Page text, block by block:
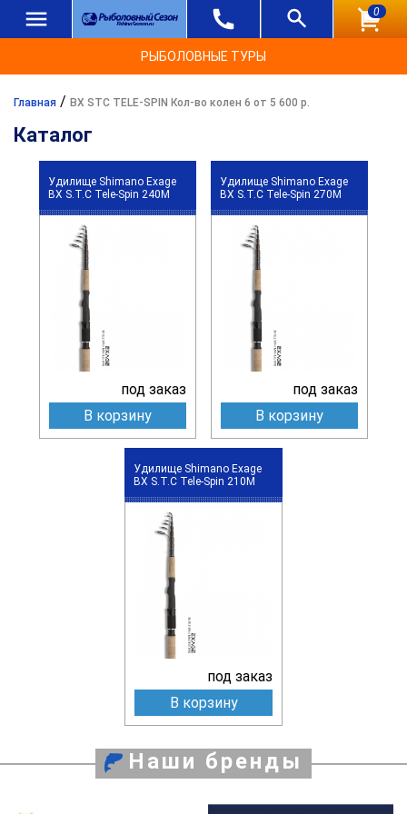
0
РЫБОЛОВНЫЕ ТУРЫ
Главная / BX STC TELE-SPIN Кол-во колен 6 от 5 600 р.
Каталог
Удилище Shimano Exage
BX S.T.C Tele-Spin 240M
под заказ
В корзину
Удилище Shimano Exage
BX S.T.C Tele-Spin 270M
под заказ
В корзину
Удилище Shimano Exage
BX S.T.C Tele-Spin 210M
под заказ
В корзину
Наши бренды